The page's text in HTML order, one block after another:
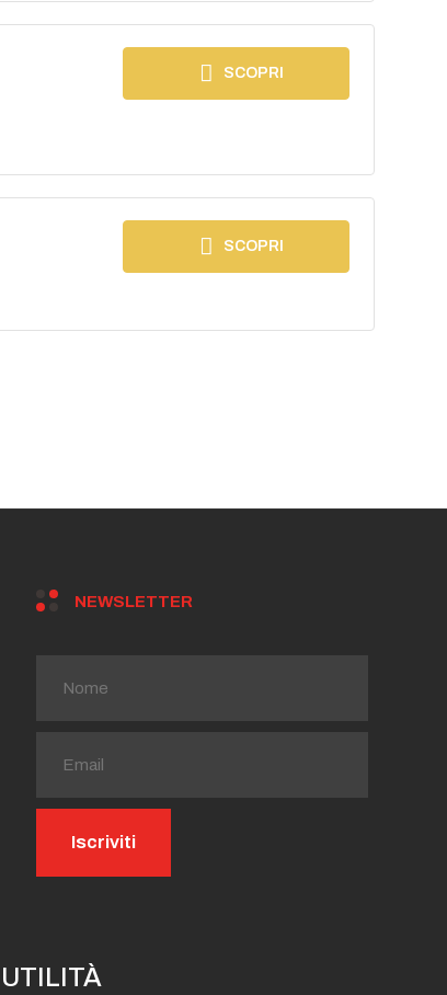
SCOPRI
SCOPRI
NEWSLETTER
UTILITÀ